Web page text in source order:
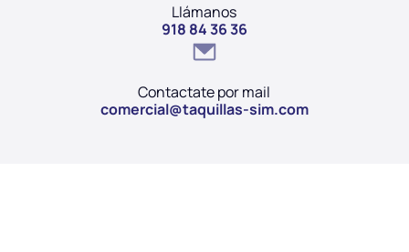
Llámanos
918 84 36 36
Contactate por mail
comercial@taquillas-sim.com